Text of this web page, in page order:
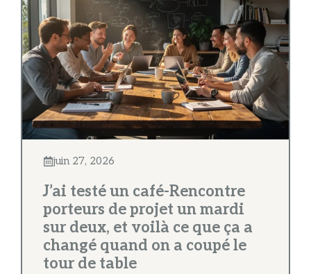
juin 27, 2026
J’ai testé un café-Rencontre
porteurs de projet un mardi
sur deux, et voilà ce que ça a
changé quand on a coupé le
tour de table